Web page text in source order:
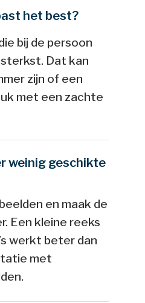
het best?
bij de persoon
Dat kan
zijn of een
met een zachte
weinig geschikte
en maak de
Een kleine reeks
werkt beter dan
met